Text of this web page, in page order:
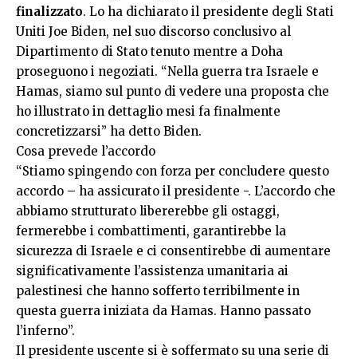
finalizzato. Lo ha dichiarato il presidente degli Stati
Uniti Joe Biden, nel suo discorso conclusivo al
Dipartimento di Stato tenuto mentre a Doha
proseguono i negoziati. “Nella guerra tra Israele e
Hamas, siamo sul punto di vedere una proposta che
ho illustrato in dettaglio mesi fa finalmente
concretizzarsi” ha detto Biden.
Cosa prevede l’accordo
“Stiamo spingendo con forza per concludere questo
accordo – ha assicurato il presidente -. L’accordo che
abbiamo strutturato libererebbe gli ostaggi,
fermerebbe i combattimenti, garantirebbe la
sicurezza di Israele e ci consentirebbe di aumentare
significativamente l’assistenza umanitaria ai
palestinesi che hanno sofferto terribilmente in
questa guerra iniziata da Hamas. Hanno passato
l’inferno”.
Il presidente uscente si è soffermato su una serie di